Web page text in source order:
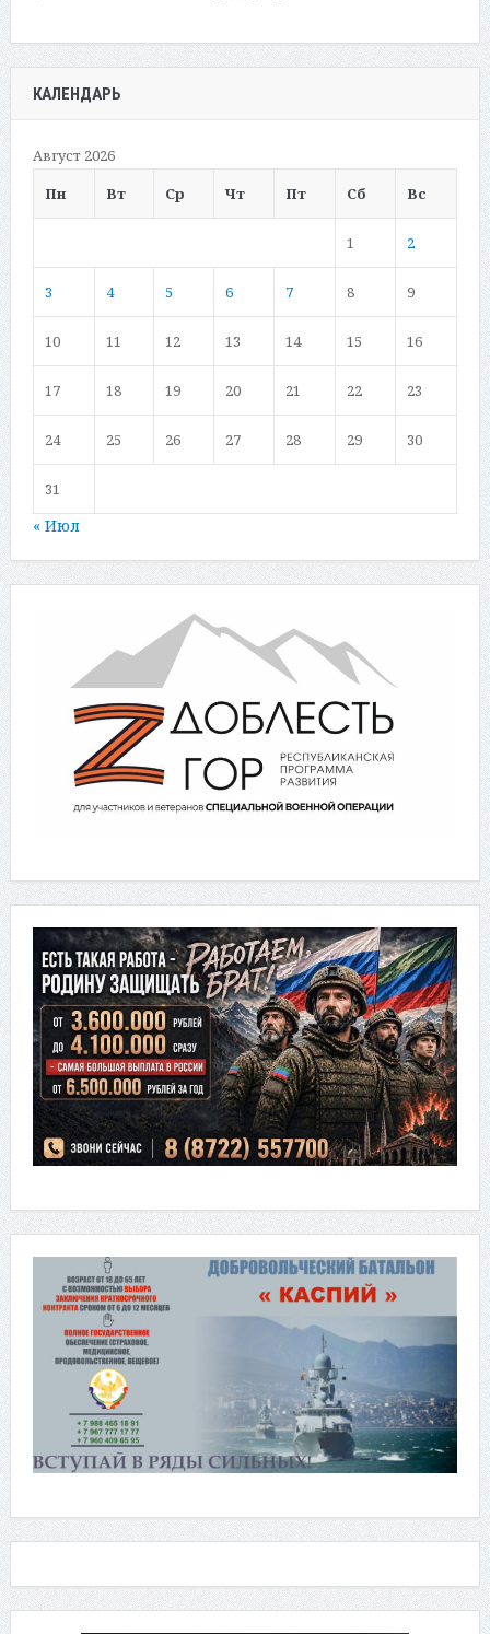
КАЛЕНДАРЬ
Август 2026
Пн
Вт Ср Чт Пт Сб Вс
1 2
3 4 5 6 7 8 9
10 11 12 13 14 15 16
17 18 19 20 21 22 23
24 25 26 27 28 29 30
31
« Июл